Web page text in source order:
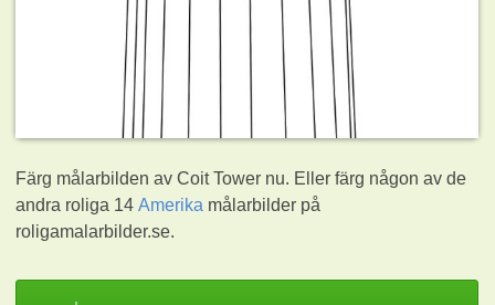
Färg målarbilden av Coit Tower nu. Eller färg någon av de
andra roliga 14Amerika målarbilder på
roligamalarbilder.se.